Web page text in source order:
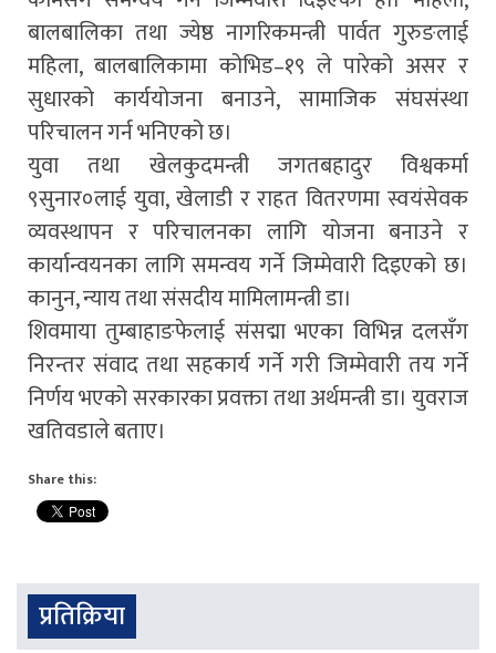
बालबालिका तथा ज्येष्ठ नागरिकमन्त्री पार्वत गुरुङलाई
महिला, बालबालिकामा कोभिड–१९ ले पारेको असर र
सुधारको कार्ययोजना बनाउने, सामाजिक संघसंस्था
परिचालन गर्न भनिएको छ।
युवा तथा खेलकुदमन्त्री जगतबहादुर विश्वकर्मा
९सुनार०लाई युवा, खेलाडी र राहत वितरणमा स्वयंसेवक
व्यवस्थापन र परिचालनका लागि योजना बनाउने र
कार्यान्वयनका लागि समन्वय गर्ने जिम्मेवारी दिइएको छ।
कानुन, न्याय तथा संसदीय मामिलामन्त्री डा।
शिवमाया तुम्बाहाङफेलाई संसद्मा भएका विभिन्न दलसँग
निरन्तर संवाद तथा सहकार्य गर्ने गरी जिम्मेवारी तय गर्ने
निर्णय भएको सरकारका प्रवक्ता तथा अर्थमन्त्री डा। युवराज
खतिवडाले बताए।
Share this:
प्रतिक्रिया